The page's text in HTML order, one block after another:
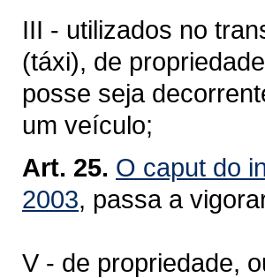
III - utilizados no
(táxi), de
posse seja
um veículo;
Art. 25. O caput do
2003, passa a
V - de propriedade,